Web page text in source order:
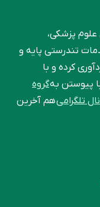
پزشکی،
تندرستی پایه و
کرده و با
پیوستن بهگروه
تلگرامیهم آخرین